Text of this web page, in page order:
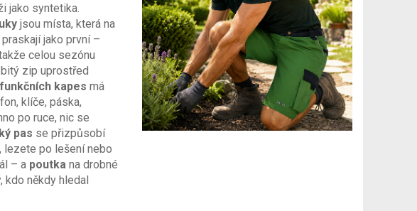
jako syntetika.
jsou místa, která na
jako první –
celou sezónu
zip uprostřed
kapes má
klíče, páska,
po ruce, nic se
pas se přizpůsobí
lezete po lešení nebo
– a poutka na drobné
kdo někdy hledal